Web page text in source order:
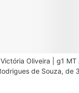
Oliveira | g1 MT
de Souza, de